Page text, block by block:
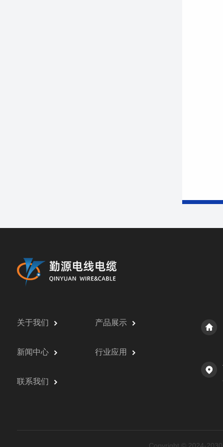
关于我们 产品展示
新闻中心 行业应用
联系我们